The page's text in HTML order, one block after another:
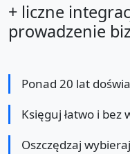
+ liczne
prowadzenie
Ponad 20 lat
Księguj łatwo i bez
Oszczędzaj